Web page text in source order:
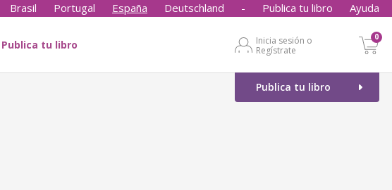
Brasil Portugal España Deutschland - Publica tu libro Ayuda
Publica tu libro
Inicia sesión o
Regístrate
0
Publica tu libro